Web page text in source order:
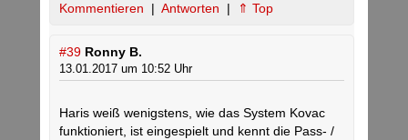
Kommentieren | Antworten | ⇑ Top
#39 Ronny B.
13.01.2017 um 10:52 Uhr
Haris weiß wenigstens, wie das System Kovac
funktioniert, ist eingespielt und kennt die Pass- /